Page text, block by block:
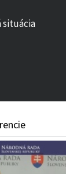
situácia